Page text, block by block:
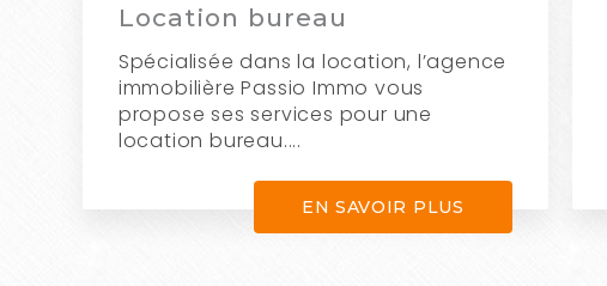
Location bureau
Spécialisée dans la location, l’agence
immobilière Passio Immo vous
propose ses services pour une
location bureau....
EN SAVOIR PLUS